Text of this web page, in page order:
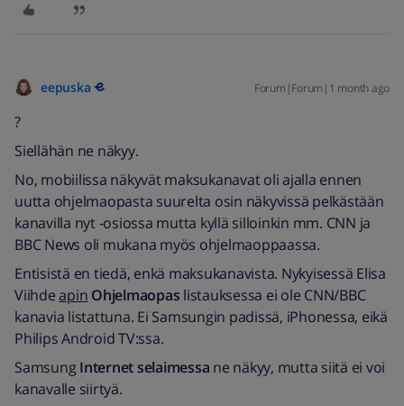
eepuska Forum|Forum|1 month ago
?
Siellähän ne näkyy.
No, mobiilissa näkyvät maksukanavat oli ajalla ennen
uutta ohjelmaopasta suurelta osin näkyvissä pelkästään
kanavilla nyt -osiossa mutta kyllä silloinkin mm. CNN ja
BBC News oli mukana myös ohjelmaoppaassa.
Entisistä en tiedä, enkä maksukanavista. Nykyisessä Elisa
Viihdeapin Ohjelmaopas listauksessa ei ole CNN/BBC
kanavia listattuna. Ei Samsungin padissä, iPhonessa, eikä
Philips Android TV:ssa.
SamsungInternet selaimessa ne näkyy, mutta siitä ei voi
kanavalle siirtyä.